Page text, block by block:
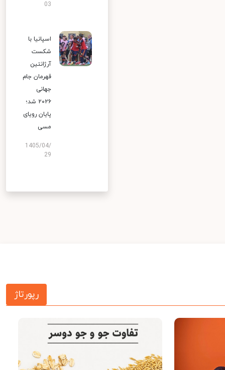
03
اسپانیا با
شکست
آرژانتین
قهرمان جام
جهانی
۲۰۲۶ شد؛
پایان رویای
مسی
1405/04/
29
رپورتاژ